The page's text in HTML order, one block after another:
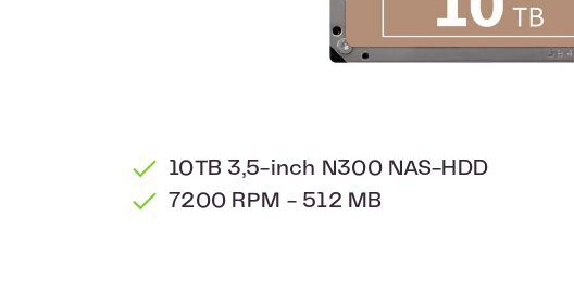
10TB 3,5-inch N300 NAS-HDD
7200 RPM - 512 MB